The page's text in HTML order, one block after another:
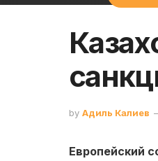
by Адиль Калиев
Европейский